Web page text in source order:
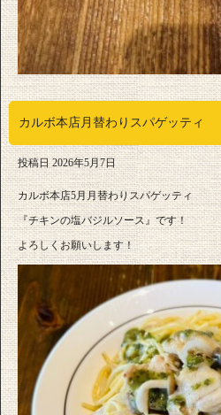
カルボ本店月替わりスパゲッティ
投稿日 2026年5月7日
カルボ本店5月月替わりスパゲッティ
『チキンの塩バジルソース』です！
よろしくお願いします！